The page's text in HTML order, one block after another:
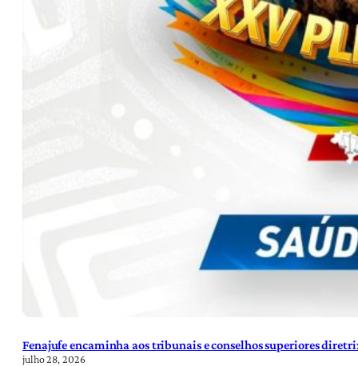
Fenajufe encaminha aos tribunais e conselhos superiores
julho 28, 2026